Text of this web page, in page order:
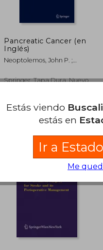
Pancreatic Cancer (en
Inglés)
Neoptolemos, John P. ;
James L.
Springer, Tapa Dura, Nuevo
dcto.
Estás viendo
estás en
Ir a
Me